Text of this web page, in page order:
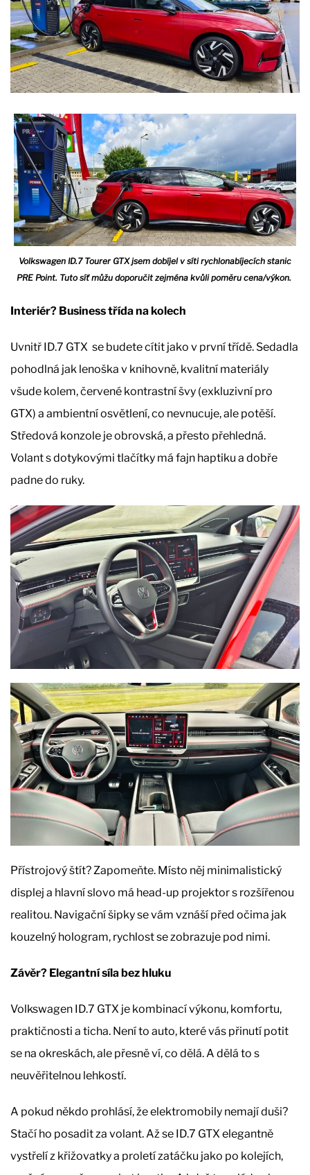
Volkswagen ID.7 Tourer GTX jsem dobíjel v síti rychlonabíjecích stanic
PRE Point. Tuto síť můžu doporučit zejména kvůli poměru cena/výkon.
Interiér? Business třída na kolech
Uvnitř ID.7 GTX se budete cítit jako v první třídě. Sedadla
pohodlná jak lenoška v knihovně, kvalitní materiály
všude kolem, červené kontrastní švy (exkluzivní pro
GTX) a ambientní osvětlení, co nevnucuje, ale potěší.
Středová konzole je obrovská, a přesto přehledná.
Volant s dotykovými tlačítky má fajn haptiku a dobře
padne do ruky.
Přístrojový štít? Zapomeňte. Místo něj minimalistický
displej a hlavní slovo má head-up projektor s rozšířenou
realitou. Navigační šipky se vám vznáší před očima jak
kouzelný hologram, rychlost se zobrazuje pod nimi.
Závěr? Elegantní síla bez hluku
Volkswagen ID.7 GTX je kombinací výkonu, komfortu,
praktičnosti a ticha. Není to auto, které vás přinutí potit
se na okreskách, ale přesně ví, co dělá. A dělá to s
neuvěřitelnou lehkostí.
A pokud někdo prohlásí, že elektromobily nemají duši?
Stačí ho posadit za volant. Až se ID.7 GTX elegantně
vystřelí z křižovatky a proletí zatáčku jako po kolejích,